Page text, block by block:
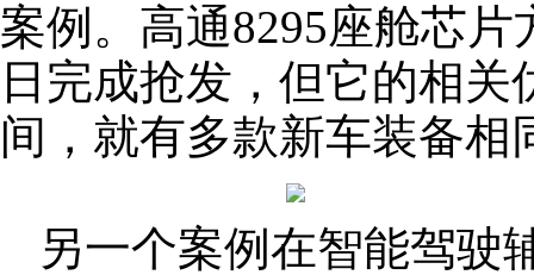
案例。高通8295座舱芯片
日完成抢发，但它的相
间，就有多款新车装备相
另一个案例在智能驾驶